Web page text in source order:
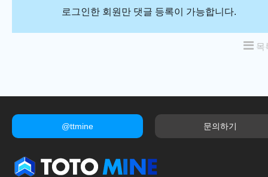
로그인한 회원만 댓글 등록이 가능합니다.
목
@ttmine 문의하기